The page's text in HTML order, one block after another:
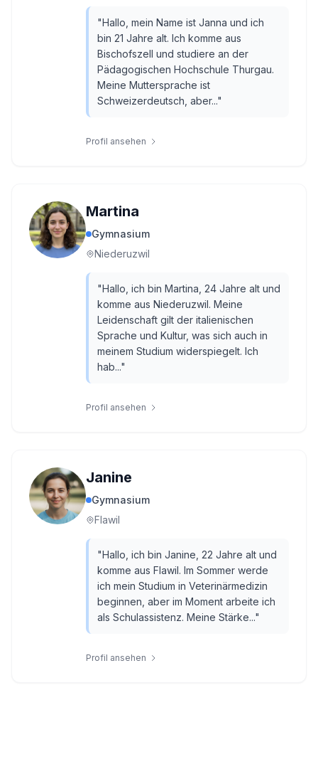
"Hallo, mein Name ist Janna und ich
bin 21 Jahre alt. Ich komme aus
Bischofszell und studiere an der
Pädagogischen Hochschule Thurgau.
Meine Muttersprache ist
Schweizerdeutsch, aber..."
Profil ansehen
Martina
Gymnasium
Niederuzwil
"Hallo, ich bin Martina, 24 Jahre alt und
komme aus Niederuzwil. Meine
Leidenschaft gilt der italienischen
Sprache und Kultur, was sich auch in
meinem Studium widerspiegelt. Ich
hab..."
Profil ansehen
Janine
Gymnasium
Flawil
"Hallo, ich bin Janine, 22 Jahre alt und
komme aus Flawil. Im Sommer werde
ich mein Studium in Veterinärmedizin
beginnen, aber im Moment arbeite ich
als Schulassistenz. Meine Stärke..."
Profil ansehen